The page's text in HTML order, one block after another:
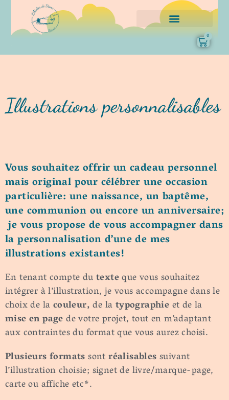
0
Illustrations personnalisables
Vous souhaitez offrir uncadeau personnel
mais originalpour célébrer uneoccasion
particulière: unenaissance, un baptême,
une communion ou encore un anniversaire;
je vous propose de vous accompagner dans
la personnalisation d’une de mes
illustrations existantes!
En tenant compte dutexteque vous souhaitez
intégrer à l’illustration, je vous accompagne dans le
choix de lacouleur,de latypographieet de la
mise en pagede votre projet, tout en m’adaptant
aux contraintes du format que vous aurez choisi.
Plusieurs formatssontréalisablessuivant
l’illustration choisie; signet de livre/marque-page,
carte ou affiche etc*.